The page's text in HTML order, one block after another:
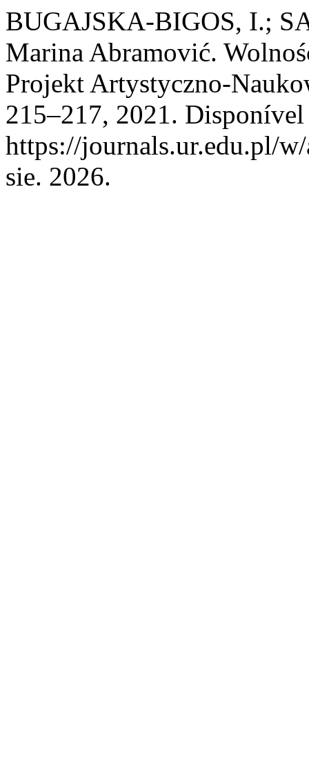
BUGAJSKA-BIGOS, I.;
Marina Abramović.
Projekt Artystyczno-
215–217, 2021. Disponível
https://journals.ur.edu.pl/
sie. 2026.